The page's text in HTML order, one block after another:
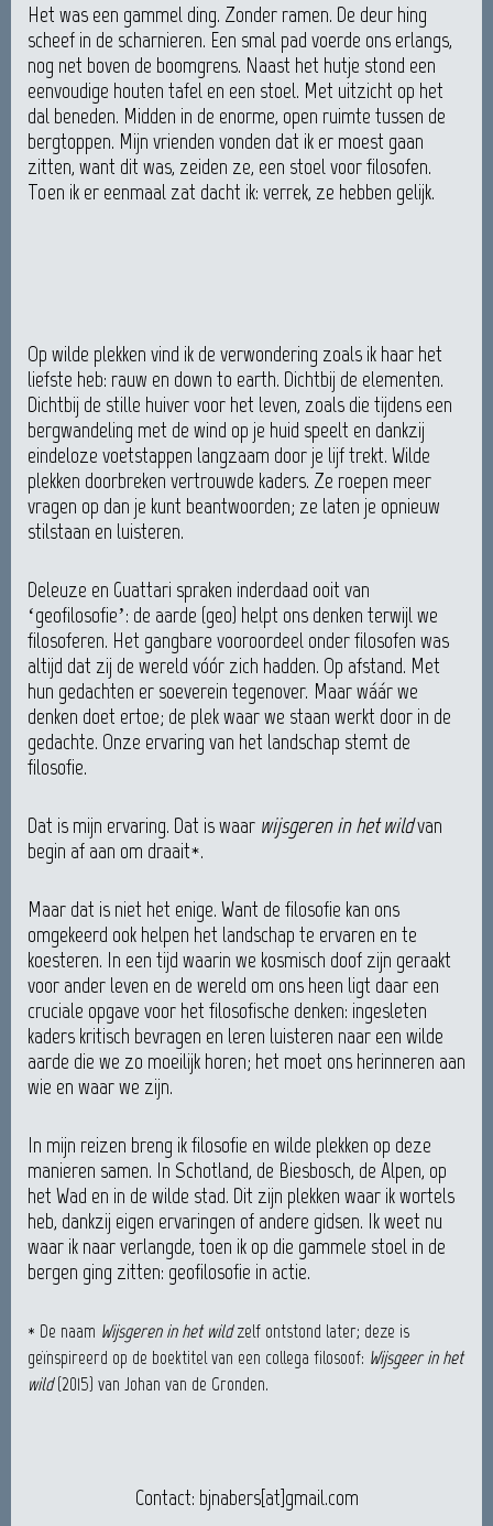
Het was een gammel ding. Zonder ramen. De deur hing
scheef in de scharnieren. Een smal pad voerde ons erlangs,
nog net boven de boomgrens. Naast het hutje stond een
eenvoudige houten tafel en een stoel. Met uitzicht op het
dal beneden. Midden in de enorme, open ruimte tussen de
bergtoppen. Mijn vrienden vonden dat ik er moest gaan
zitten, want dit was, zeiden ze, een stoel voor filosofen.
Toen ik er eenmaal zat dacht ik: verrek, ze hebben gelijk.
Op wilde plekken vind ik de verwondering zoals ik haar het
liefste heb: rauw en down to earth. Dichtbij de elementen.
Dichtbij de stille huiver voor het leven, zoals die tijdens een
bergwandeling met de wind op je huid speelt en dankzij
eindeloze voetstappen langzaam door je lijf trekt. Wilde
plekken doorbreken vertrouwde kaders. Ze roepen meer
vragen op dan je kunt beantwoorden; ze laten je opnieuw
stilstaan en luisteren.
Deleuze en Guattari spraken inderdaad ooit van
‘geofilosofie’: de aarde (geo) helpt ons denken terwijl we
filosoferen. Het gangbare vooroordeel onder filosofen was
altijd dat zij de wereld vóór zich hadden. Op afstand. Met
hun gedachten er soeverein tegenover. Maar wáár we
denken doet ertoe; de plek waar we staan werkt door in de
gedachte. Onze ervaring van het landschap stemt de
filosofie.
Dat is mijn ervaring. Dat is waar wijsgeren in het wildvan
begin af aan om draait*.
Maar dat is niet het enige. Want de filosofie kan ons
omgekeerd ook helpen het landschap te ervaren en te
koesteren. In een tijd waarin we kosmisch doof zijn geraakt
voor ander leven en de wereld om ons heen ligt daar een
cruciale opgave voor het filosofische denken: ingesleten
kaders kritisch bevragen en leren luisteren naar een wilde
aarde die we zo moeilijk horen; het moet ons herinneren aan
wie en waar we zijn.
In mijn reizen breng ik filosofie en wilde plekken op deze
manieren samen. In Schotland, de Biesbosch, de Alpen, op
het Wad en in de wilde stad. Dit zijn plekken waar ik wortels
heb, dankzij eigen ervaringen of andere gidsen. Ik weet nu
waar ik naar verlangde, toen ik op die gammele stoel in de
bergen ging zitten: geofilosofie in actie.
* De naam Wijsgeren in het wildzelf ontstond later; deze is
geïnspireerd op de boektitel van een collega filosoof: Wijsgeer in het
wild(2015) van Johan van de Gronden.
Contact: bjnabers[at]gmail.com